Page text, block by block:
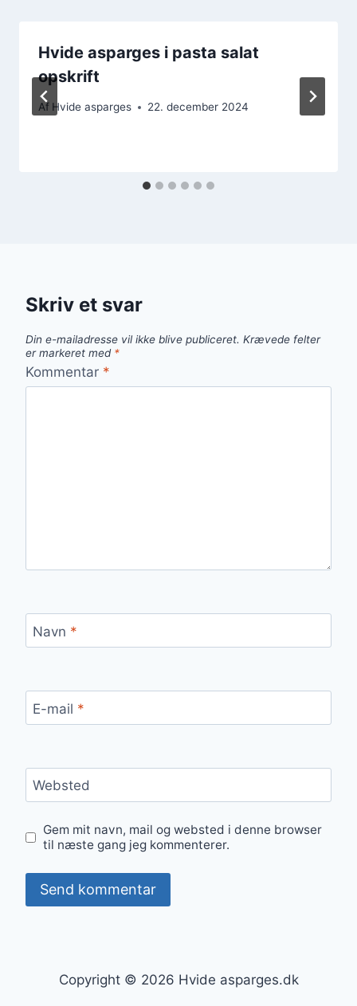
Hvide asparges i pasta salat
opskrift
Af Hvide asparges 22. december 2024
Skriv et svar
Din e-mailadresse vil ikke blive publiceret. Krævede felter
er markeret med *
Kommentar *
Navn *
E-mail *
Websted
Gem mit navn, mail og websted i denne browser
til næste gang jeg kommenterer.
Copyright © 2026 Hvide asparges.dk